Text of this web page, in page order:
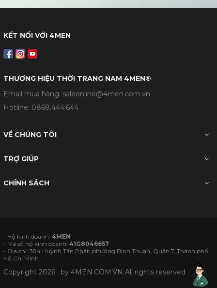
KẾT NỐI VỚI 4MEN
THƯƠNG HIỆU THỜI TRANG NAM 4MEN®
Email mua hàng: saleonline@4men.com.vn
Hotline: 0868.444.644
VỀ CHÚNG TÔI
TRỢ GIÚP
CHÍNH SÁCH
- Hộ kinh doanh:4MEN
- Mã số hộ kinh doanh:41G8046657
- Địa chỉ: 384 Huỳnh Tấn Phát, phường Bình Thuận, Quận 7, Thành phố
Hồ Chí Minh
Copyright 2026 · by4MEN.COM.VN All rights reserved